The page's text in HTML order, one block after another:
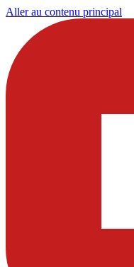
Aller au contenu principal